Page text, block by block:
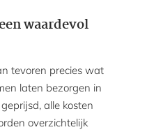
waardevol
tevoren precies wat
laten bezorgen in
alle kosten
overzichtelijk